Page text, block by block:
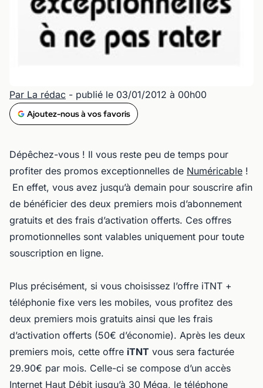
Par La rédac - publié le 03/01/2012 à 00h00
Ajoutez-nous à vos favoris
Dépêchez-vous ! Il vous reste peu de temps pour
profiter des promos exceptionnelles de Numéricable !
En effet, vous avez jusqu’à demain pour souscrire afin
de bénéficier des deux premiers mois d’abonnement
gratuits et des frais d’activation offerts. Ces offres
promotionnelles sont valables uniquement pour toute
souscription en ligne.
Plus précisément, si vous choisissez l’offre iTNT +
téléphonie fixe vers les mobiles, vous profitez des
deux premiers mois gratuits ainsi que les frais
d’activation offerts (50€ d’économie). Après les deux
premiers mois, cette offre iTNT vous sera facturée
29.90€ par mois. Celle-ci se compose d’un accès
Internet Haut Débit jusqu’à 30 Méga, le téléphone